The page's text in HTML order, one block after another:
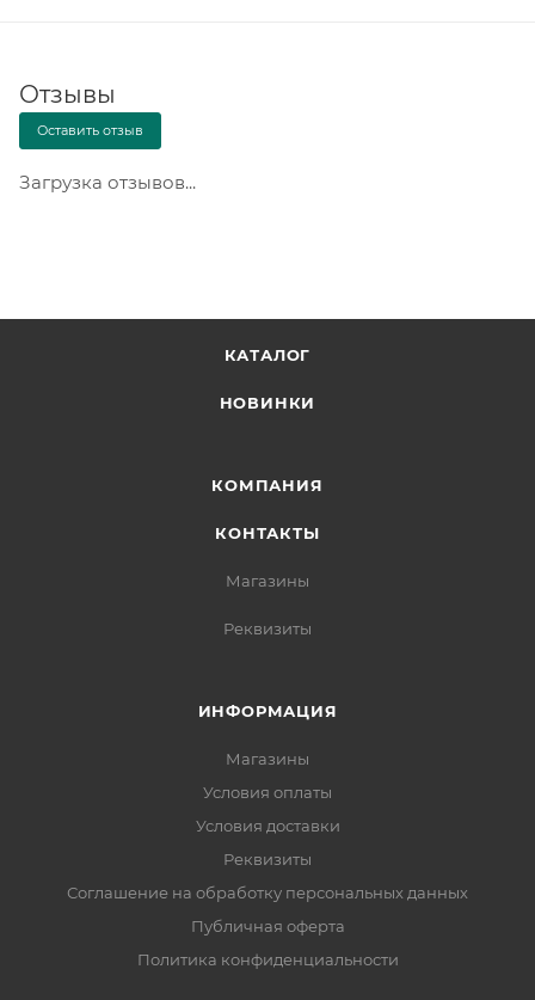
Отзывы
Оставить отзыв
Загрузка отзывов...
КАТАЛОГ
НОВИНКИ
КОМПАНИЯ
КОНТАКТЫ
Магазины
Реквизиты
ИНФОРМАЦИЯ
Магазины
Условия оплаты
Условия доставки
Реквизиты
Соглашение на обработку персональных данных
Публичная оферта
Политика конфиденциальности